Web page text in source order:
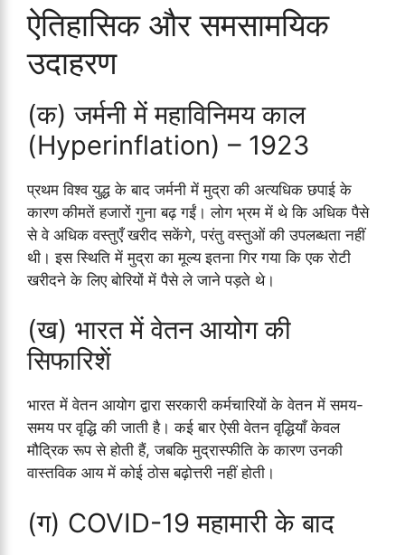
ऐतिहासिक और समसामयिक
उदाहरण
(क) जर्मनी में महाविनिमय काल
(Hyperinflation) – 1923
प्रथम विश्व युद्ध के बाद जर्मनी में मुद्रा की अत्यधिक छपाई के
कारण कीमतें हजारों गुना बढ़ गईं। लोग भ्रम में थे कि अधिक पैसे
से वे अधिक वस्तुएँ खरीद सकेंगे, परंतु वस्तुओं की उपलब्धता नहीं
थी। इस स्थिति में मुद्रा का मूल्य इतना गिर गया कि एक रोटी
खरीदने के लिए बोरियों में पैसे ले जाने पड़ते थे।
(ख) भारत में वेतन आयोग की
सिफारिशें
भारत में वेतन आयोग द्वारा सरकारी कर्मचारियों के वेतन में समय-
समय पर वृद्धि की जाती है। कई बार ऐसी वेतन वृद्धियाँ केवल
मौद्रिक रूप से होती हैं, जबकि मुद्रास्फीति के कारण उनकी
वास्तविक आय में कोई ठोस बढ़ोत्तरी नहीं होती।
(ग) COVID-19 महामारी के बाद